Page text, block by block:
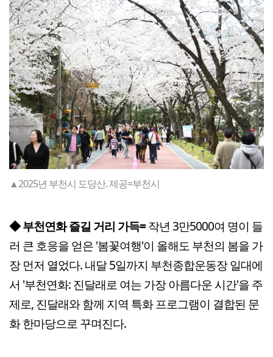
▲2025년 부천시 도당산. 제공=부천시
◆ 부천연화 즐길 거리 가득=작년 3만5000여 명이 들
러 큰 호응을 얻은 '봄꽃여행'이 올해도 부천의 봄을 가
장 먼저 열었다. 내달 5일까지 부천종합운동장 일대에
서 '부천연화: 진달래로 여는 가장 아름다운 시간'을 주
제로, 진달래와 함께 지역 특화 프로그램이 결합된 문
화 한마당으로 꾸며진다.